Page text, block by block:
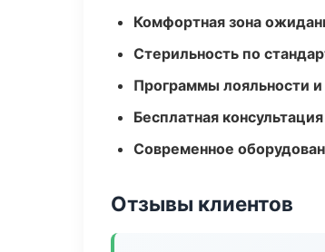
Комфортная зона
Стерильность по
Программы лояльности
Бесплатная
Современное
Отзывы клиентов